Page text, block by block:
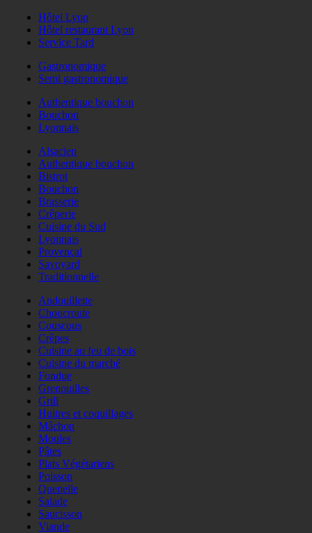
Hôtel Lyon
Hôtel restaurant Lyon
Service Tard
Gastronomique
Semi gastronomique
Authentique bouchon
Bouchon
Lyonnais
Alsacien
Authentique bouchon
Bistrot
Bouchon
Brasserie
Crêperie
Cuisine du Sud
Lyonnais
Provençal
Savoyard
Traditionnelle
Andouillette
Choucroute
Couscous
Crêpes
Cuisine au feu de bois
Cuisine du marché
Fondue
Grenouilles
Grill
Huitres et coquillages
Mâchon
Moules
Pâtes
Plats Végétariens
Poisson
Quenelle
Salade
Saucisson
Viande